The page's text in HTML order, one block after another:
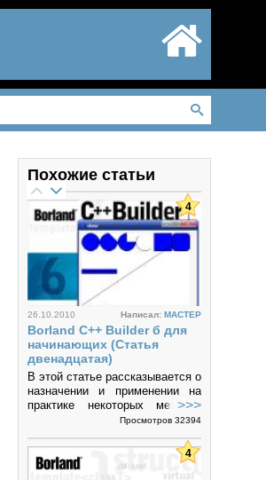
Похожие статьи
26.10.2010 Написал: MACTEP
Borland C++ Builder б для
начинающих (Статья
двенадцатая)
В этой статье рассказывается о
назначении и применении на
практике некоторых методов
визуальных компонентов.
>>>
Просмотров 32394
4
4